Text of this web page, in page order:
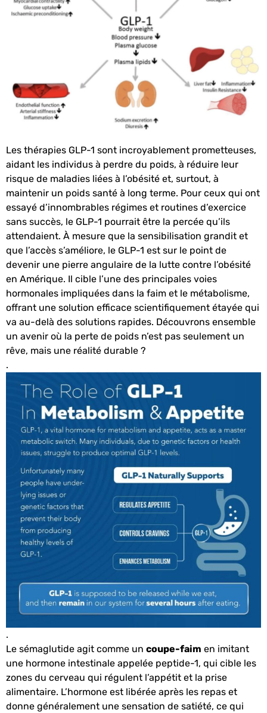
Les thérapies GLP-1 sont incroyablement prometteuses,
aidant les individus à perdre du poids, à réduire leur
risque de maladies liées à l’obésité et, surtout, à
maintenir un poids santé à long terme. Pour ceux qui ont
essayé d’innombrables régimes et routines d’exercice
sans succès, le GLP-1 pourrait être la percée qu’ils
attendaient. À mesure que la sensibilisation grandit et
que l’accès s’améliore, le GLP-1 est sur le point de
devenir une pierre angulaire de la lutte contre l’obésité
en Amérique. Il cible l’une des principales voies
hormonales impliquées dans la faim et le métabolisme,
offrant une solution efficace scientifiquement étayée qui
va au-delà des solutions rapides. Découvrons ensemble
un avenir où la perte de poids n’est pas seulement un
rêve, mais une réalité durable ?
.
.
Le sémaglutide agit comme un coupe-faim en imitant
une hormone intestinale appelée peptide-1, qui cible les
zones du cerveau qui régulent l’appétit et la prise
alimentaire. L’hormone est libérée après les repas et
donne généralement une sensation de satiété, ce qui